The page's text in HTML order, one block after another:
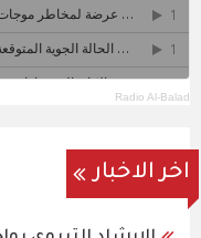
Radio Al-Balad
اخر الاخبار